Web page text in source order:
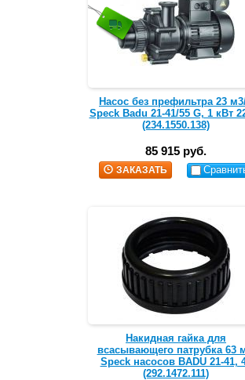
Насос без префильтра 23
Speck Badu 21-41/55 G, 1 кВт
(234.1550.138)
85 915 руб.
ЗАКАЗАТЬ
Накидная гайка для
всасывающего патрубка 63
Speck насосов BADU 21-41,
(292.1472.111)